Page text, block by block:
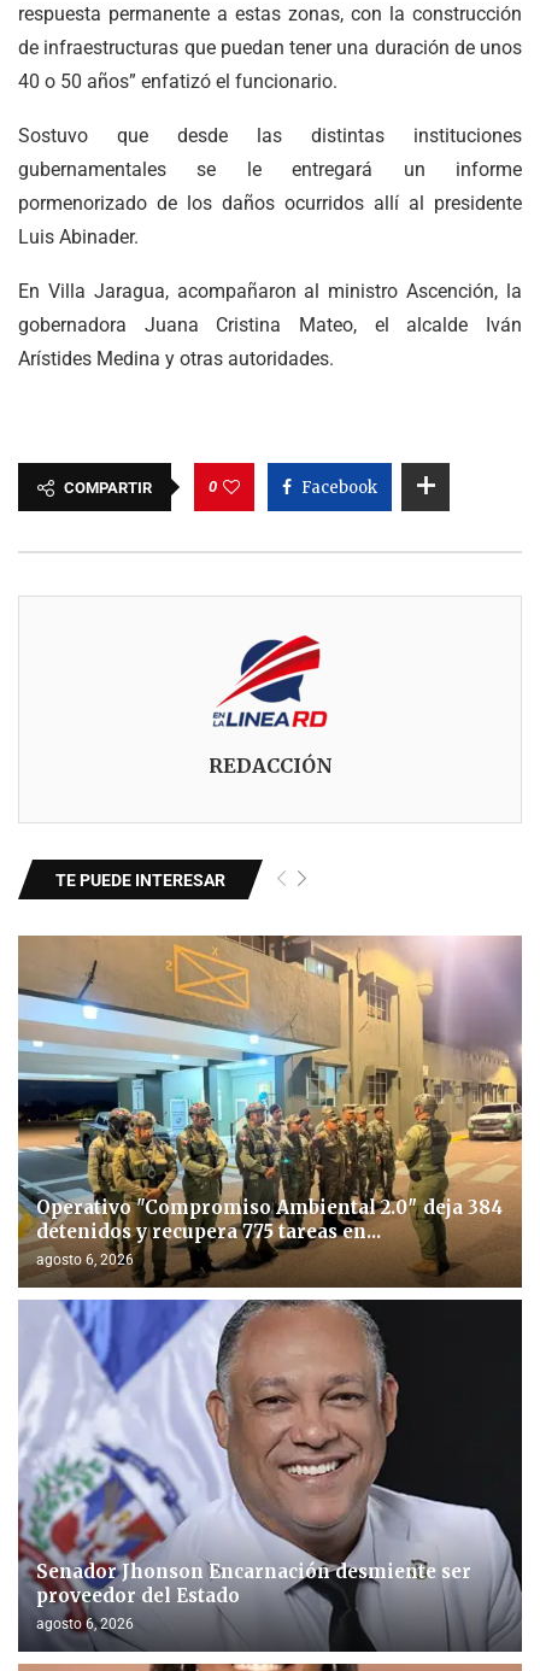
respuesta permanente a estas zonas, con la construcción
de infraestructuras que puedan tener una duración de unos
40 o 50 años” enfatizó el funcionario.
Sostuvo que desde las distintas instituciones
gubernamentales se le entregará un informe
pormenorizado de los daños ocurridos allí al presidente
Luis Abinader.
En Villa Jaragua, acompañaron al ministro Ascención, la
gobernadora Juana Cristina Mateo, el alcalde Iván
Arístides Medina y otras autoridades.
COMPARTIR 0 Facebook
REDACCIÓN
TE PUEDE INTERESAR
Operativo "Compromiso Ambiental 2.0″ deja 384
detenidos y recupera 775 tareas en...
agosto 6, 2026
Senador Jhonson Encarnación desmiente ser
proveedor del Estado
agosto 6, 2026